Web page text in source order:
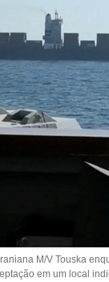
M/V Touska
em um local